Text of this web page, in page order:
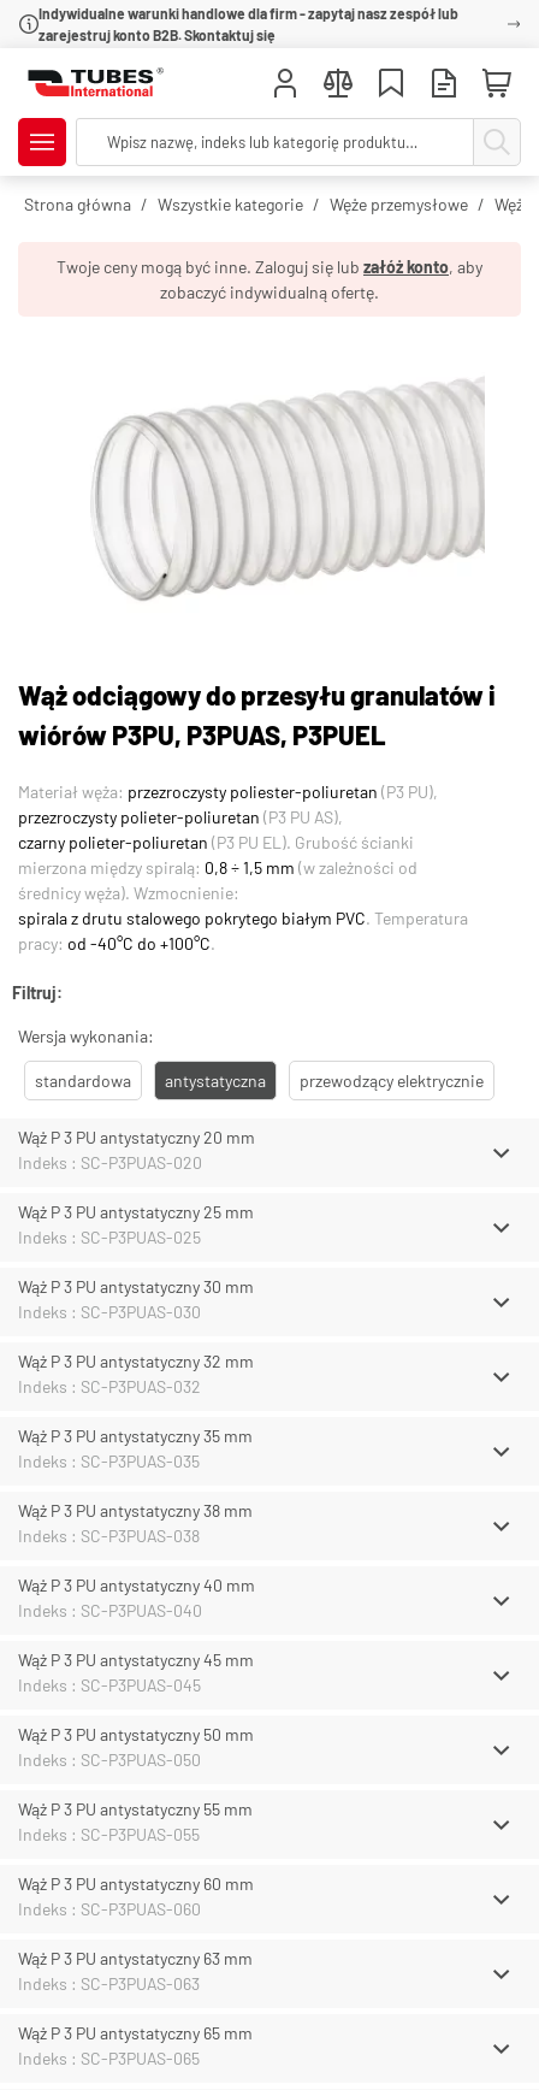
Indywidualne warunki handlowe dla firm - zapytaj nasz zespół lub
zarejestruj konto B2B. Skontaktuj się
Strona główna Wszystkie kategorie Węże przemysłowe Węże
Twoje ceny mogą być inne. Zaloguj się lub załóż konto, aby
zobaczyć indywidualną ofertę.
Wąż odciągowy do przesyłu granulatów i
wiórów P3PU, P3PUAS, P3PUEL
Materiał węża: przezroczysty poliester-poliuretan (P3 PU),
przezroczysty polieter-poliuretan (P3 PU AS),
czarny polieter-poliuretan (P3 PU EL). Grubość ścianki
mierzona między spiralą: 0,8 ÷ 1,5 mm (w zależności od
średnicy węża). Wzmocnienie:
spirala z drutu stalowego pokrytego białym PVC. Temperatura
pracy: od -40°C do +100°C.
Filtruj:
Wersja wykonania:
standardowa antystatyczna przewodzący elektrycznie
Wąż P 3 PU antystatyczny 20 mm
Indeks : SC-P3PUAS-020
Wąż P 3 PU antystatyczny 25 mm
Indeks : SC-P3PUAS-025
Wąż P 3 PU antystatyczny 30 mm
Indeks : SC-P3PUAS-030
Wąż P 3 PU antystatyczny 32 mm
Indeks : SC-P3PUAS-032
Wąż P 3 PU antystatyczny 35 mm
Indeks : SC-P3PUAS-035
Wąż P 3 PU antystatyczny 38 mm
Indeks : SC-P3PUAS-038
Wąż P 3 PU antystatyczny 40 mm
Indeks : SC-P3PUAS-040
Wąż P 3 PU antystatyczny 45 mm
Indeks : SC-P3PUAS-045
Wąż P 3 PU antystatyczny 50 mm
Indeks : SC-P3PUAS-050
Wąż P 3 PU antystatyczny 55 mm
Indeks : SC-P3PUAS-055
Wąż P 3 PU antystatyczny 60 mm
Indeks : SC-P3PUAS-060
Wąż P 3 PU antystatyczny 63 mm
Indeks : SC-P3PUAS-063
Wąż P 3 PU antystatyczny 65 mm
Indeks : SC-P3PUAS-065